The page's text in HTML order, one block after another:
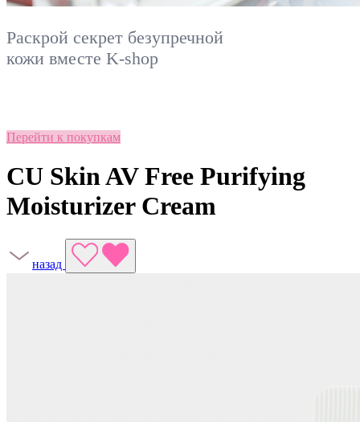
Раскрой секрет безупречной
кожи вместе K-shop
Перейти к покупкам
CU Skin AV Free Purifying
Moisturizer Cream
назад